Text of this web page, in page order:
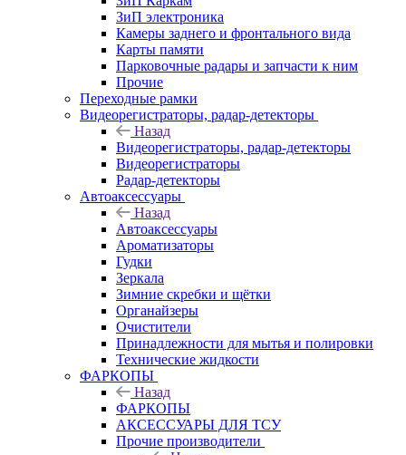
ЗиП электроника
Камеры заднего и фронтального вида
Карты памяти
Парковочные радары и запчасти к ним
Прочие
Переходные рамки
Видеорегистраторы, радар-детекторы
Назад
Видеорегистраторы, радар-детекторы
Видеорегистраторы
Радар-детекторы
Автоаксессуары
Назад
Автоаксессуары
Ароматизаторы
Гудки
Зеркала
Зимние скребки и щётки
Органайзеры
Очистители
Принадлежности для мытья и полировки
Технические жидкости
ФАРКОПЫ
Назад
ФАРКОПЫ
АКСЕССУАРЫ ДЛЯ ТСУ
Прочие производители